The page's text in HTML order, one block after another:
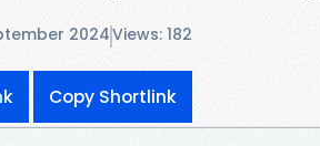
2024Views: 182
Copy Shortlink